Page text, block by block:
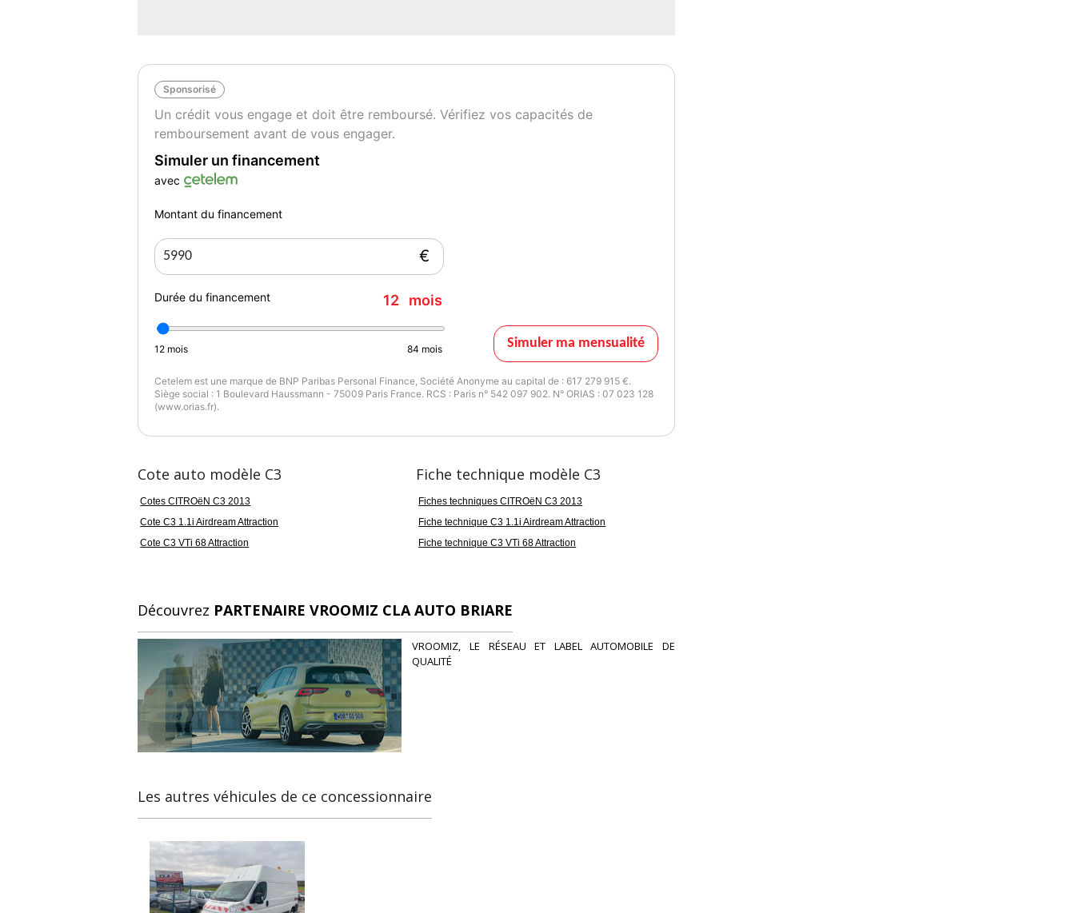
Sponsorisé
Un crédit vous engage et doit être remboursé. Vérifiez vos capacités de
remboursement avant de vous engager.
Simuler un financement
avec
Montant du financement
€
Durée du financement 12 mois
12 mois 84 mois Simuler ma mensualité
Cetelem est une marque de BNP Paribas Personal Finance, Société Anonyme au capital de : 617 279 915 €.
Siège social : 1 Boulevard Haussmann - 75009 Paris France. RCS : Paris n° 542 097 902. N° ORIAS : 07 023 128
(www.orias.fr).
Cote auto modèle C3
Cotes CITROëN C3 2013
Cote C3 1.1i Airdream Attraction
Cote C3 VTi 68 Attraction
Fiche technique modèle C3
Fiches techniques CITROëN C3 2013
Fiche technique C3 1.1i Airdream Attraction
Fiche technique C3 VTi 68 Attraction
Découvrez PARTENAIRE VROOMIZ CLA AUTO BRIARE
VROOMIZ, LE RÉSEAU ET LABEL AUTOMOBILE DE
QUALITÉ
Les autres véhicules de ce concessionnaire